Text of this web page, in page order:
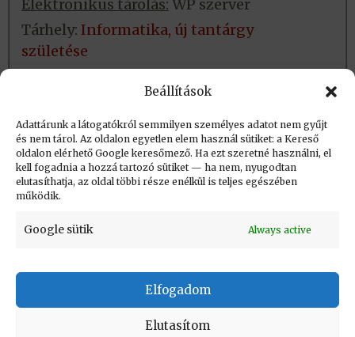
Beállítások
Adattárunk a látogatókról semmilyen személyes adatot nem gyűjt
és nem tárol. Az oldalon egyetlen elem használ sütiket: a Kereső
oldalon elérhető Google keresőmező. Ha ezt szeretné használni, el
kell fogadnia a hozzá tartozó sütiket — ha nem, nyugodtan
elutasíthatja, az oldal többi része enélkül is teljes egészében
működik.
Google sütik Always active
Elfogadom
Elutasítom
Elektronikus tárolás: WP szerver
Tárhely: Informatika, új tantárgy
születése
Helye: könyvtár
Létrehozva: 2024.05.19. 14:34
Utolsó módosítás: 2024.05.19. 14:40
Impresszum
Adatvédelmi tájékoztató